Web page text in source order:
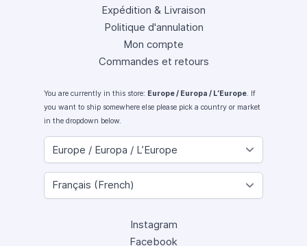
Expédition & Livraison
Politique d'annulation
Mon compte
Commandes et retours
You are currently in this store: Europe / Europa / L’Europe. If
you want to ship somewhere else please pick a country or market
in the dropdown below.
Instagram
Facebook